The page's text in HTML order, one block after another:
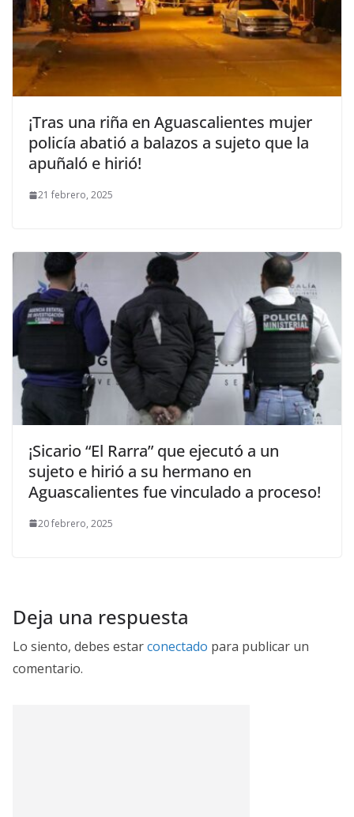
¡Tras una riña en Aguascalientes mujer
policía abatió a balazos a sujeto que la
apuñaló e hirió!
21 febrero, 2025
¡Sicario “El Rarra” que ejecutó a un
sujeto e hirió a su hermano en
Aguascalientes fue vinculado a proceso!
20 febrero, 2025
Deja una respuesta
Lo siento, debes estarconectado para publicar un
comentario.